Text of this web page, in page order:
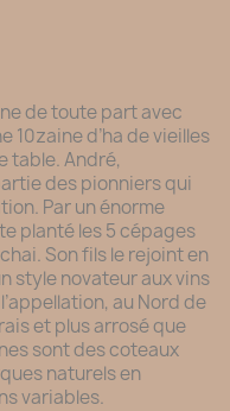
de toute part avec
10zaine d’ha de vieilles
table. André,
des pionniers qui
Par un énorme
planté les 5 cépages
Son fils le rejoint en
style novateur aux vins
au Nord de
et plus arrosé que
sont des coteaux
naturels en
variables.